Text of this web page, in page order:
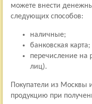
можете внести
следующих способов:
наличные;
банковская карта;
перечисление на
лиц).
Покупатели из Москвы
продукцию при